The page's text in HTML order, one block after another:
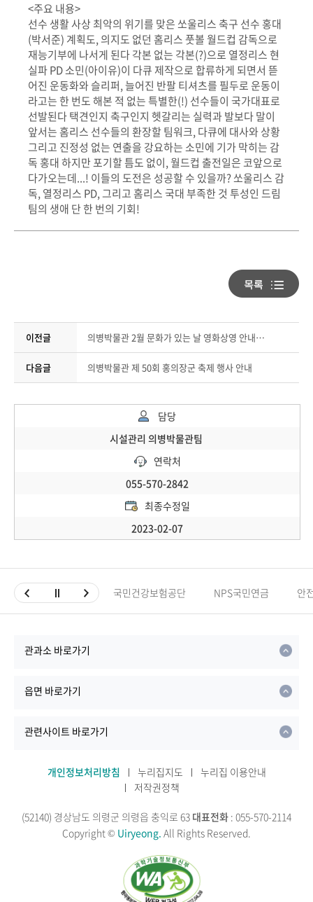
<주요 내용>
선수 생활 사상 최악의 위기를 맞은 쏘울리스 축구 선수 홍대
(박서준) 계획도, 의지도 없던 홈리스 풋볼 월드컵 감독으로
재능기부에 나서게 된다 각본 없는 각본(?)으로 열정리스 현
실파 PD 소민(아이유)이 다큐 제작으로 합류하게 되면서 뜯
어진 운동화와 슬리퍼, 늘어진 반팔 티셔츠를 필두로 운동이
라고는 한 번도 해본 적 없는 특별한(!) 선수들이 국가대표로
선발된다 택견인지 축구인지 헷갈리는 실력과 발보다 말이
앞서는 홈리스 선수들의 환장할 팀워크, 다큐에 대사와 상황
그리고 진정성 없는 연출을 강요하는 소민에 기가 막히는 감
독 홍대 하지만 포기할 틈도 없이, 월드컵 출전일은 코앞으로
다가오는데...! 이들의 도전은 성공할 수 있을까? 쏘울리스 감
독, 열정리스 PD, 그리고 홈리스 국대 부족한 것 투성인 드림
팀의 생애 단 한 번의 기회!
이전글 의병박물관 2월 문화가 있는 날 영화상영 안내(1947 보스톤)
다음글 의병박물관 제 50회 홍의장군 축제 행사 안내
담당
시설관리 의병박물관팀
연락처
055-570-2842
최종수정일
2023-02-07
국민건강보험공단 NPS국민연금 안
관과소 바로가기
읍면 바로가기
관련사이트 바로가기
개인정보처리방침 누리집지도
누리집 이용안내
저작권정책
(52140) 경상남도 의령군 의령읍 충익로 63 대표전화 : 055-570-2114
Copyright © Uiryeong. All Rights Reserved.